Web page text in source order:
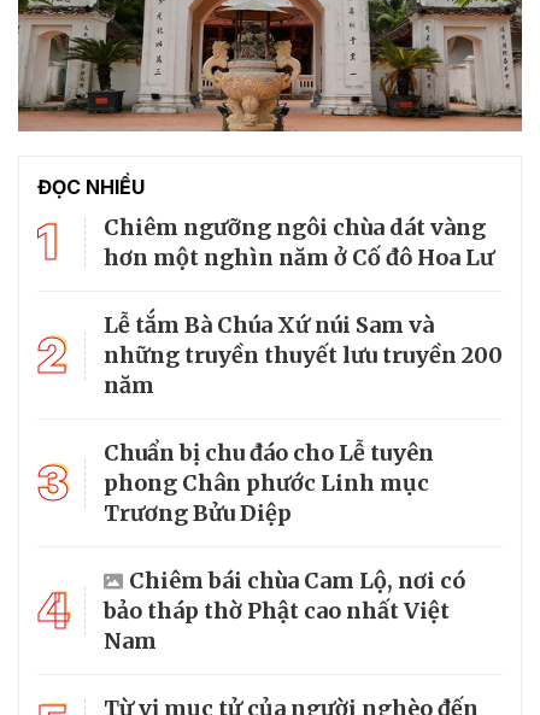
ĐỌC NHIỀU
1
Chiêm ngưỡng ngôi chùa dát vàng
hơn một nghìn năm ở Cố đô Hoa Lư
2
Lễ tắm Bà Chúa Xứ núi Sam và
những truyền thuyết lưu truyền 200
năm
3
Chuẩn bị chu đáo cho Lễ tuyên
phong Chân phước Linh mục
Trương Bửu Diệp
4
Chiêm bái chùa Cam Lộ, nơi có
bảo tháp thờ Phật cao nhất Việt
Nam
Từ vị mục tử của người nghèo đến